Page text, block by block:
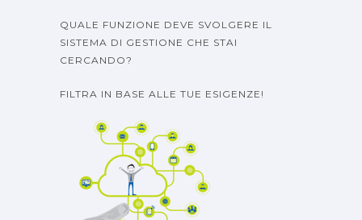
QUALE FUNZIONE DEVE SVOLGERE IL
SISTEMA DI GESTIONE CHE STAI
CERCANDO?
FILTRA IN BASE ALLE TUE ESIGENZE!